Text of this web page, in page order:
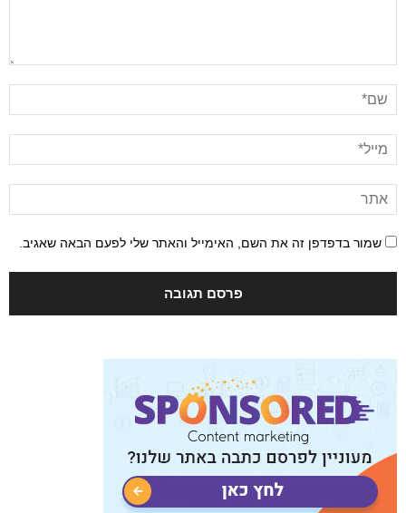
שמור בדפדפן זה את השם, האימייל והאתר שלי לפעם הבאה שאגיב.